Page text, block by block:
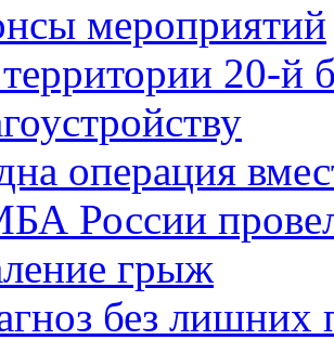
мероприятий
20-й
операция
России
грыж
без лишних